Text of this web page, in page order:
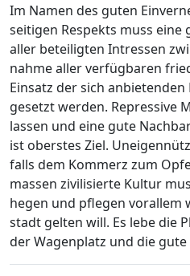
Im Namen des guten
seitigen Respekts muss eine
aller beteiligten Intressen
nahme aller verfügbaren
Einsatz der sich
gesetzt werden. Repressive
lassen und eine gute
ist oberstes Ziel.
falls dem Kommerz zum
massen zivilisierte Kultur
hegen und pflegen vorallem
stadt gelten will. Es lebe die
der Wagenplatz und die